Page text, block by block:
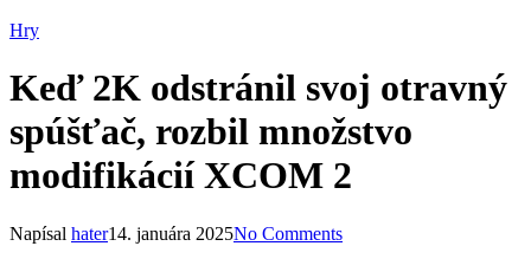
Hry
Keď 2K odstránil svoj otravný
spúšťač, rozbil množstvo
modifikácií XCOM 2
Napísal hater14. januára 2025No Comments